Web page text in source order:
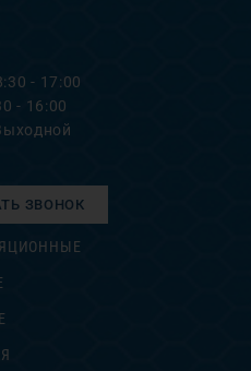
- 17:00
- 16:00
ЗВОНОК